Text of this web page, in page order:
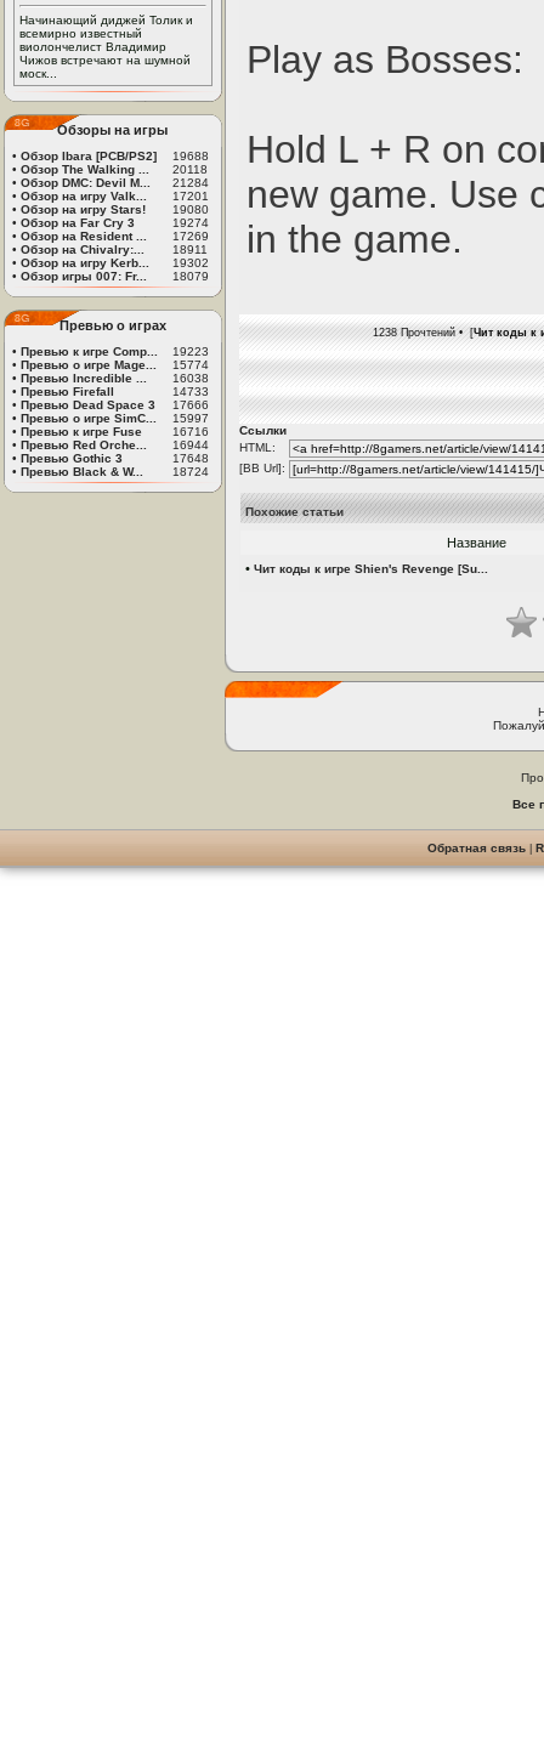
Начинающий диджей Толик и
всемирно известный
виолончелист Владимир
Чижов встречают на шумной
моск...
Обзоры на игры
• Обзор Ibara [PCB/PS2]
19688
• Обзор The Walking ...
20118
• Обзор DMC: Devil M...
21284
• Обзор на игру Valk...
17201
• Обзор на игру Stars!
19080
• Обзор на Far Cry 3
19274
• Обзор на Resident ...
17269
• Обзор на Chivalry:...
18911
• Обзор на игру Kerb...
19302
• Обзор игры 007: Fr... 18079
Превью о играх
• Превью к игре Comp...
19223
• Превью о игре Mage...
15774
• Превью Incredible ...
16038
• Превью Firefall
14733
• Превью Dead Space 3
17666
• Превью о игре SimC...
15997
• Превью к игре Fuse
16716
• Превью Red Orche...
16944
• Превью Gothic 3
17648
• Превью Black & W... 18724
Play as Bosses:
Hold L + R on
new game. Use
in the game.
1238 Прочтений • [Чит коды к
Ссылки
HTML:
[BB Url]:
Похожие статьи
Название
• Чит коды к игре Shien's Revenge [Su...
Все
Обратная связь